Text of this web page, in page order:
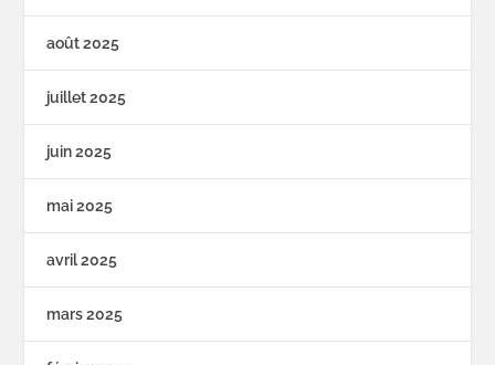
août 2025
juillet 2025
juin 2025
mai 2025
avril 2025
mars 2025